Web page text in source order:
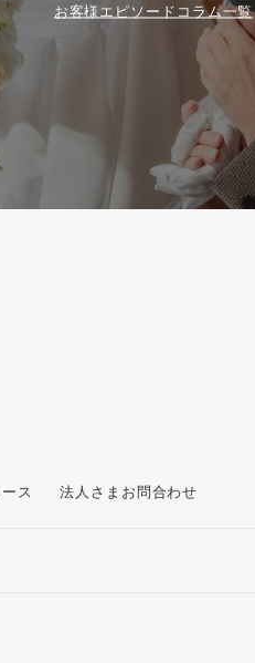
お客様エピソードコラム一覧
ス 法人さまお問合わせ